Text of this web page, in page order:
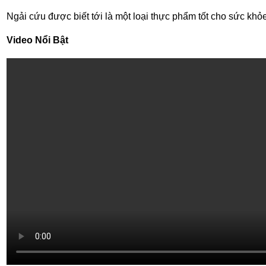
Ngải cứu được biết tới là một loại thực phẩm tốt cho sức
Video Nổi Bật